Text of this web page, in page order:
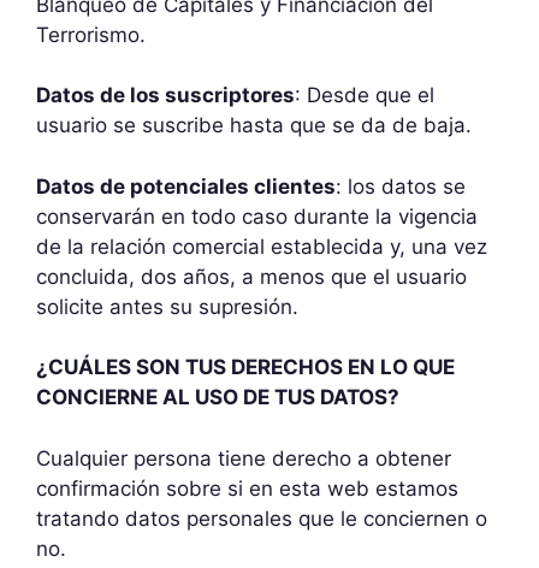
Terrorismo.
Datos de los suscriptores: Desde que el
usuario se suscribe hasta que se da de baja.
Datos de potenciales clientes: los datos se
conservarán en todo caso durante la vigencia
de la relación comercial establecida y, una vez
concluida, dos años, a menos que el usuario
solicite antes su supresión.
¿CUÁLES SON TUS DERECHOS EN LO QUE
CONCIERNE AL USO DE TUS DATOS?
Cualquier persona tiene derecho a obtener
confirmación sobre si en esta web estamos
tratando datos personales que le conciernen o
no.